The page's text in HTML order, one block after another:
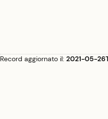
Record aggiornato il: 2021-05-